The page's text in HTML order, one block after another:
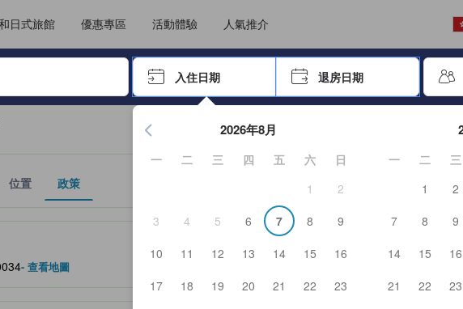
日式旅館 優惠專區 活動體驗 人氣推介
使用箭頭鍵或 Tab鍵尋找，再按Enter鍵選擇
入住日期 退房日期
按Enter鍵開始瀏覽日期選擇器，並使用方向鍵瀏覽入住和退房
2026年8月
一 二 三 四 五 六
日
1
2
3
4 5 6 7 8
9
10
11 12 13 14 15
16
17
18 19 20 21 22
23
一 二 三
1
2
7
8 9
14
15 16
21
22 23
位置 政策
對舒適度及設施服務等的預期。
- 查看地圖